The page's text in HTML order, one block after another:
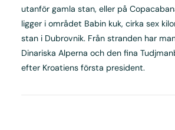
utanför gamla stan, eller på
ligger i området Babin kuk, cirka sex
stan i Dubrovnik. Från stranden har
Dinariska Alperna och den fina
efter Kroatiens första president.